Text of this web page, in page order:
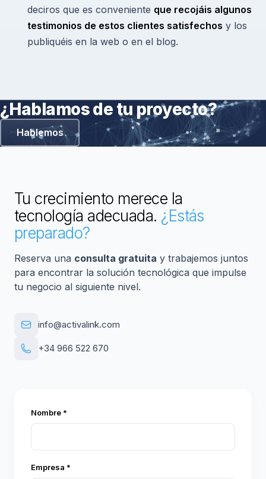
deciros que es conveniente que recojáis algunos
testimonios de estos clientes satisfechos y los
publiquéis en la web o en el blog.
¿Hablamos de tu proyecto?
Hablemos
Tu crecimiento merece la
tecnología adecuada. ¿Estás
preparado?
Reserva una consulta gratuita y trabajemos juntos
para encontrar la solución tecnológica que impulse
tu negocio al siguiente nivel.
info@activalink.com
+34 966 522 670
Nombre *
Empresa *